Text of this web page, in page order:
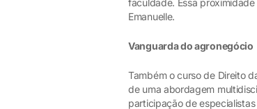
faculdade. Essa
Emanuelle.
Vanguarda do agronegócio
Também o curso de Direito
de uma abordagem
participação de